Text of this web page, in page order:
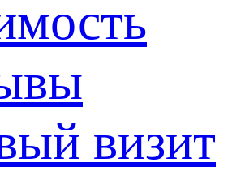
визит